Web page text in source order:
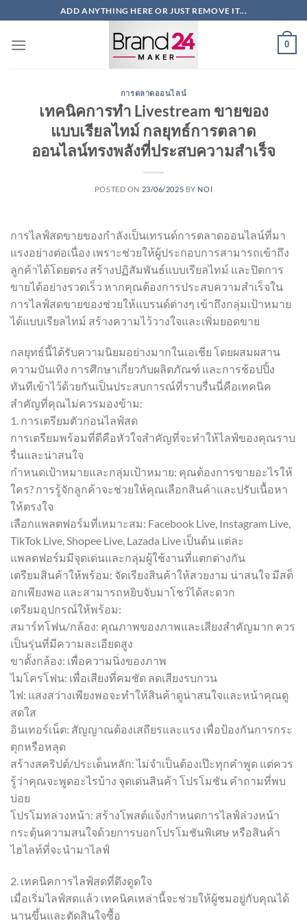
ไป
ADD ANYTHING HERE OR JUST REMOVE IT...
0
การตลาดออนไลน์
เทคนิคการทำ Livestream ขายของ
แบบเรียลไทม์ กลยุทธ์การตลาด
ออนไลน์ทรงพลังที่ประสบความสำเร็จ
POSTED ON 23/06/2025 BY NOI
การไลฟ์สดขายของกำลังเป็นเทรนด์การตลาดออนไลน์ที่มา
แรงอย่างต่อเนื่อง เพราะช่วยให้ผู้ประกอบการสามารถเข้าถึง
ลูกค้าได้โดยตรง สร้างปฏิสัมพันธ์แบบเรียลไทม์ และปิดการ
ขายได้อย่างรวดเร็ว หากคุณต้องการประสบความสำเร็จใน
การไลฟ์สดขายของช่วยให้แบรนด์ต่างๆ เข้าถึงกลุ่มเป้าหมาย
ได้แบบเรียลไทม์ สร้างความไว้วางใจและเพิ่มยอดขาย
กลยุทธ์นี้ได้รับความนิยมอย่างมากในเอเชีย โดยผสมผสาน
ความบันเทิง การศึกษาเกี่ยวกับผลิตภัณฑ์ และการช้อปปิ้ง
ทันทีเข้าไว้ด้วยกันเป็นประสบการณ์ที่ราบรื่นนี่คือเทคนิค
สำคัญที่คุณไม่ควรมองข้าม:
1. การเตรียมตัวก่อนไลฟ์สด
การเตรียมพร้อมที่ดีคือหัวใจสำคัญที่จะทำให้ไลฟ์ของคุณราบ
รื่นและน่าสนใจ
กำหนดเป้าหมายและกลุ่มเป้าหมาย: คุณต้องการขายอะไรให้
ใคร? การรู้จักลูกค้าจะช่วยให้คุณเลือกสินค้าและปรับเนื้อหา
ให้ตรงใจ
เลือกแพลตฟอร์มที่เหมาะสม: Facebook Live, Instagram Live,
TikTok Live, Shopee Live, Lazada Live เป็นต้น แต่ละ
แพลตฟอร์มมีจุดเด่นและกลุ่มผู้ใช้งานที่แตกต่างกัน
เตรียมสินค้าให้พร้อม: จัดเรียงสินค้าให้สวยงาม น่าสนใจ มีสต็
อกเพียงพอ และสามารถหยิบจับมาโชว์ได้สะดวก
เตรียมอุปกรณ์ให้พร้อม:
สมาร์ทโฟน/กล้อง: คุณภาพของภาพและเสียงสำคัญมาก ควร
เป็นรุ่นที่มีความละเอียดสูง
ขาตั้งกล้อง: เพื่อความนิ่งของภาพ
ไมโครโฟน: เพื่อเสียงที่คมชัด ลดเสียงรบกวน
ไฟ: แสงสว่างเพียงพอจะทำให้สินค้าดูน่าสนใจและหน้าคุณดู
สดใส
อินเทอร์เน็ต: สัญญาณต้องเสถียรและแรง เพื่อป้องกันการกระ
ตุกหรือหลุด
สร้างสคริปต์/ประเด็นหลัก: ไม่จำเป็นต้องเป๊ะทุกคำพูด แต่ควร
รู้ว่าคุณจะพูดอะไรบ้าง จุดเด่นสินค้า โปรโมชัน คำถามที่พบ
บ่อย
โปรโมทล่วงหน้า: สร้างโพสต์แจ้งกำหนดการไลฟ์ล่วงหน้า
กระตุ้นความสนใจด้วยการบอกโปรโมชันพิเศษ หรือสินค้า
ไฮไลท์ที่จะนำมาไลฟ์
2. เทคนิคการไลฟ์สดที่ดึงดูดใจ
เมื่อเริ่มไลฟ์สดแล้ว เทคนิคเหล่านี้จะช่วยให้ผู้ชมอยู่กับคุณได้
นานขึ้นและตัดสินใจซื้อ